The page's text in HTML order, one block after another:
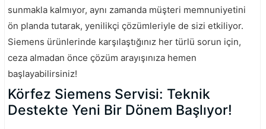
sunmakla kalmıyor, aynı zamanda müşteri memnuniyetini
ön planda tutarak, yenilikçi çözümleriyle de sizi etkiliyor.
Siemens ürünlerinde karşılaştığınız her türlü sorun için,
ceza almadan önce çözüm arayışınıza hemen
başlayabilirsiniz!
Körfez Siemens Servisi: Teknik
Destekte Yeni Bir Dönem Başlıyor!